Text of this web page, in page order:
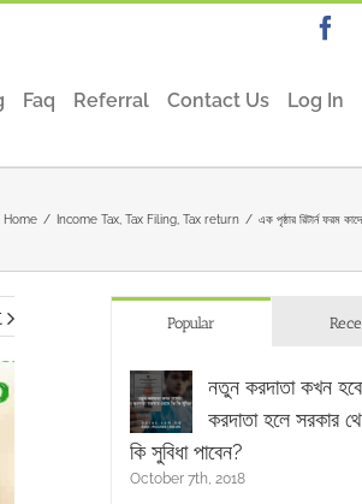
Faq Referral Contact Us Log In
Home / Income Tax Tax Filing Tax return / এক পৃষ্ঠার রিটার্ন ফরম
Popular
নতুন করদাতা কখন
করদাতা হলে সরকার
কি সুবিধা পাবেন?
October 7th, 2018